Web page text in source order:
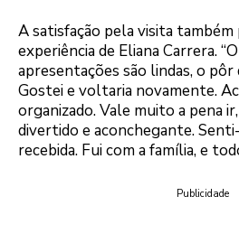
A satisfação pela visita também
experiência de Eliana Carrera.
apresentações são lindas, o
Gostei e voltaria novamente.
organizado. Vale muito a pena
divertido e aconchegante.
recebida. Fui com a família, e
Publicidade